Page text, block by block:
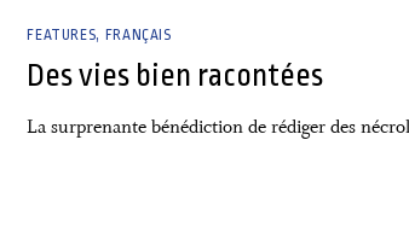
FEATURES FRANÇAIS
Des vies bien racontées
La surprenante bénédiction de rédiger des